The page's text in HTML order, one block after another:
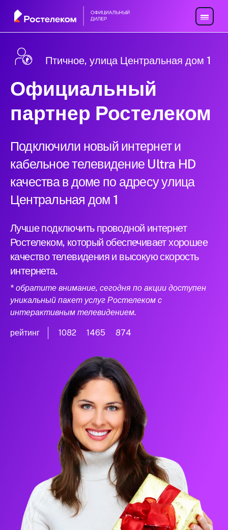
Птичное, улица Центральная дом 1
Официальный
партнер Ростелеком
Подключили новый интернет и
кабельное телевидение Ultra HD
качества в доме по адресу улица
Центральная дом 1
Лучше подключить проводной интернет
Ростелеком, который обеспечивает хорошее
качество телевидения и высокую скорость
интернета.
* обратите внимание, сегодня по акции доступен
уникальный пакет услуг Ростелеком с
интерактивным телевидением.
рейтинг 1082 1465 874